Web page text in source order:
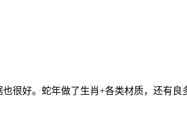
很好。蛇年做了生肖+各类材质，还有良